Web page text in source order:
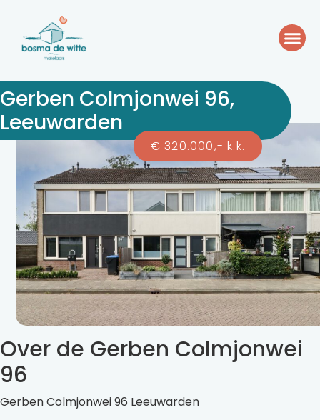
Gerben Colmjonwei 96,
Leeuwarden
Over de Gerben Colmjonwei
96
Gerben Colmjonwei 96 Leeuwarden